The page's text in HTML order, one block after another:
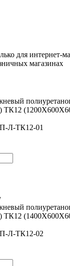
для интернет-
магазинах
ТК12
Л-ТК12-01
ТК12
Л-ТК12-02